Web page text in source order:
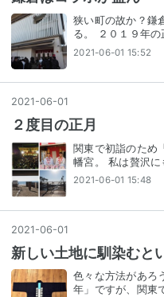
狭い町の故か？鎌
る。 ２０１９年
2021-06-01 15:52
2021 -06-01
２度目の正月
関東で初詣のため
幡宮。 私は贅沢
2021-06-01 15:48
2021 -06-01
新しい土地に馴染むと
色々な方法があろ
年」ですが、関東